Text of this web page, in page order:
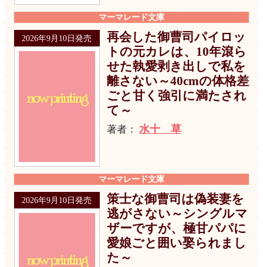
マーマレード文庫
2026年9月10日発売
再会した御曹司パイロッ
トの元カレは、10年滾ら
せた執愛剥き出しで私を
離さない～40cmの体格差
ごと甘く強引に満たされ
て～
著者： 水十 草
マーマレード文庫
2026年9月10日発売
策士な御曹司は偽装妻を
逃がさない～シングルマ
ザーですが、極甘パパに
愛娘ごと囲い娶られまし
た～